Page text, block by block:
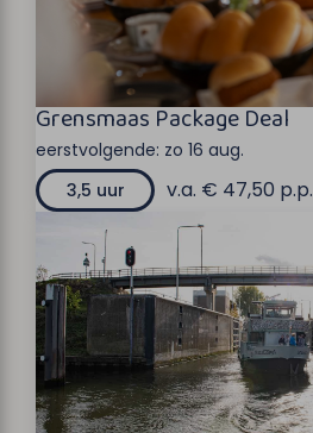
Grensmaas Package Deal
eerstvolgende: zo 16 aug.
3,5 uur
v.a. € 47,50 p.p.